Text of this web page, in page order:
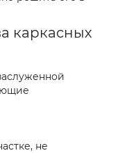
каркасных
не